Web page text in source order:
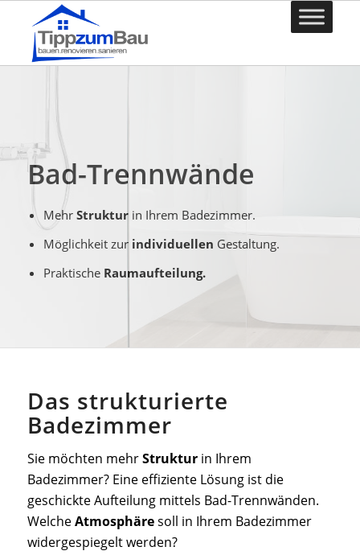
Bad-Trennwände
MehrStruktur in Ihrem Badezimmer.
Möglichkeit zur individuellen Gestaltung.
Praktische Raumaufteilung.
Das strukturierte
Badezimmer
Sie möchten mehrStrukturin Ihrem
Badezimmer? Eine effiziente Lösung ist die
geschickte Aufteilung mittels Bad-Trennwänden.
WelcheAtmosphäresoll in Ihrem Badezimmer
widergespiegelt werden?